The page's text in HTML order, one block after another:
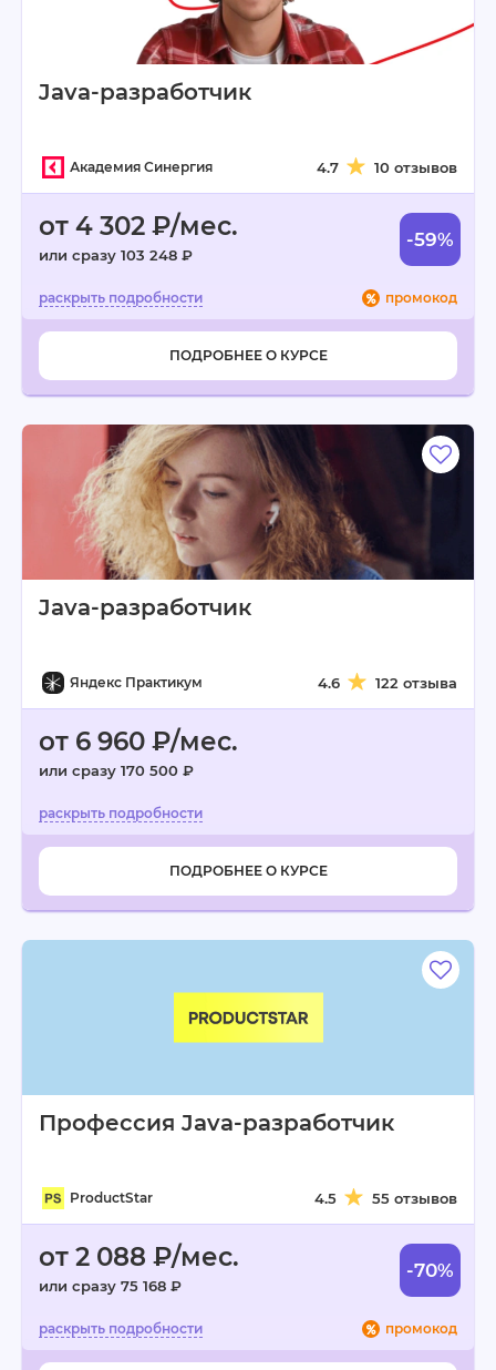
Java-разработчик
Академия Синергия 4.7 10 отзывов
от 4 302 ₽/мес.
или сразу 103 248 ₽
-59%
промокод
ПОДРОБНЕЕ О КУРСЕ
Java-разработчик
Яндекс Практикум 4.6 122 отзыва
от 6 960 ₽/мес.
или сразу 170 500 ₽
ПОДРОБНЕЕ О КУРСЕ
Профессия Java-разработчик
ProductStar 4.5 55 отзывов
от 2 088 ₽/мес.
или сразу 75 168 ₽
-70%
промокод